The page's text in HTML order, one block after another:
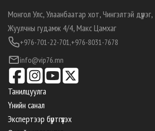
Монгол Улс, Улаанбаатар хот, Чингэлтэй дүүрэг,
Жуулчны гудамж 4/4, Макс Цамхаг
+976-701-22-701,+976-8031-7678
info@vip76.mn
Танилцуулга
Үнийн санал
Экспертээр бүртгүүлэх